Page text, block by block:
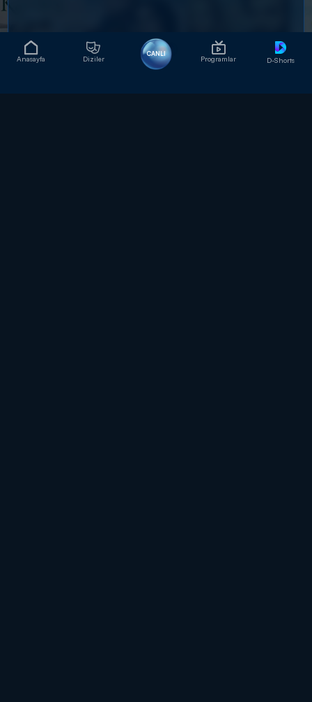
Anasayfa Diziler
CANLI
Programlar D-Shorts